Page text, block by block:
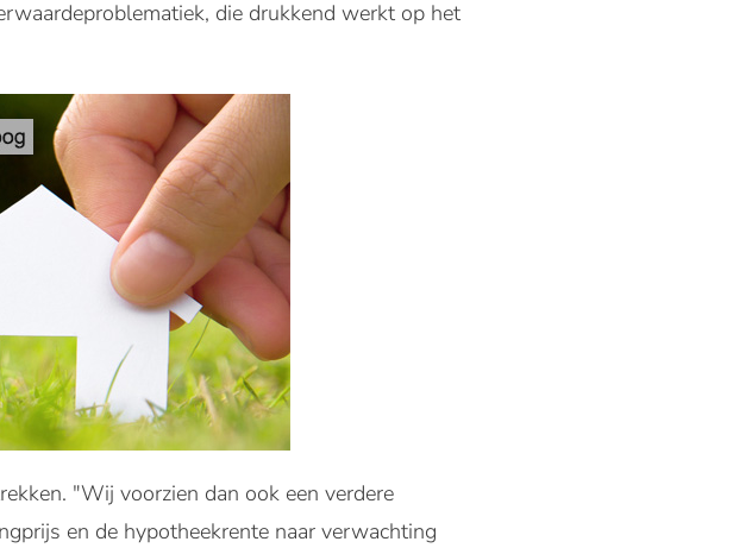
die drukkend werkt op het
"Wij voorzien dan ook een verdere
en de hypotheekrente naar verwachting